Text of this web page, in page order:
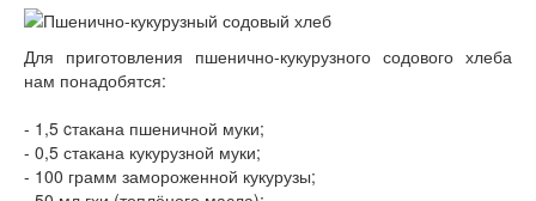
Для приготовления пшенично-кукурузного содового хлеба
нам понадобятся:
- 1,5 cтакана пшеничной муки;
- 0,5 стакана кукурузной муки;
- 100 грамм замороженной кукурузы;